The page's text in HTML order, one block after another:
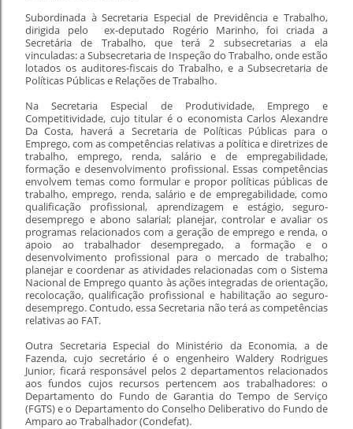
Subordinada à Secretaria Especial de Previdência e Trabalho,
dirigida pelo ex-deputado Rogério Marinho, foi criada a
Secretária de Trabalho, que terá 2 subsecretarias a ela
vinculadas: a Subsecretaria de Inspeção do Trabalho, onde estão
lotados os auditores-fiscais do Trabalho, e a Subsecretaria de
Políticas Públicas e Relações de Trabalho.
Na Secretaria Especial de Produtividade, Emprego e
Competitividade, cujo titular é o economista Carlos Alexandre
Da Costa, haverá a Secretaria de Políticas Públicas para o
Emprego, com as competências relativas a política e diretrizes de
trabalho, emprego, renda, salário e de empregabilidade,
formação e desenvolvimento profissional. Essas competências
envolvem temas como formular e propor políticas públicas de
trabalho, emprego, renda, salário e de empregabilidade, como
qualificação profissional, aprendizagem e estágio, seguro-
desemprego e abono salarial; planejar, controlar e avaliar os
programas relacionados com a geração de emprego e renda, o
apoio ao trabalhador desempregado, a formação e o
desenvolvimento profissional para o mercado de trabalho;
planejar e coordenar as atividades relacionadas com o Sistema
Nacional de Emprego quanto às ações integradas de orientação,
recolocação, qualificação profissional e habilitação ao seguro-
desemprego. Contudo, essa Secretaria não terá as competências
relativas ao FAT.
Outra Secretaria Especial do Ministério da Economia, a de
Fazenda, cujo secretário é o engenheiro Waldery Rodrigues
Junior, ficará responsável pelos 2 departamentos relacionados
aos fundos cujos recursos pertencem aos trabalhadores: o
Departamento do Fundo de Garantia do Tempo de Serviço
(FGTS) e o Departamento do Conselho Deliberativo do Fundo de
Amparo ao Trabalhador (Condefat).